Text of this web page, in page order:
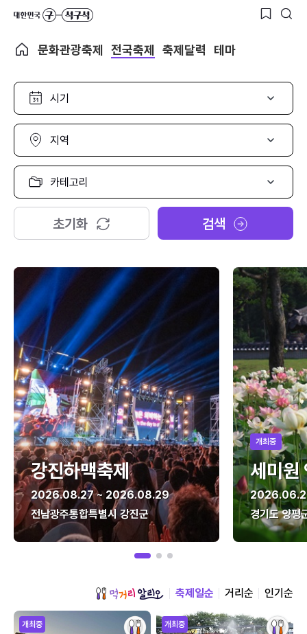
문화관광축제 전국축제 축제달력 테마
시
선
택
지
선
택
카
고
리
택
초기화 검색
강진하맥축제
2026.08.27 ~ 2026.08.29
전남광주통합특별시 강진군
개최중
세미원
경기도 양평
축제일순 거리순 인기순
개최중 개최중